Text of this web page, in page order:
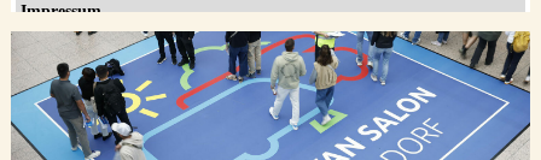
Impressum
Datenschutzerklärung